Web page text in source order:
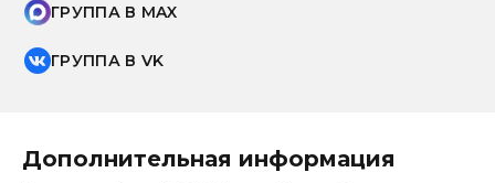
ГРУППА В MAX
ГРУППА В VK
Дополнительная информация